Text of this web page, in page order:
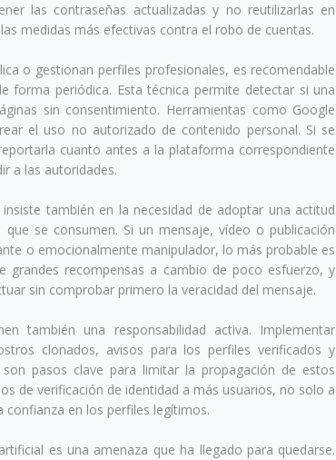
las contraseñas actualizadas y no reutilizarlas en
medidas más efectivas contra el robo de cuentas.
o gestionan perfiles profesionales, es recomendable
forma periódica. Esta técnica permite detectar si una
sin consentimiento. Herramientas como Google
el uso no autorizado de contenido personal. Si se
cuanto antes a la plataforma correspondiente
a las autoridades.
insiste también en la necesidad de adoptar una actitud
se consumen. Si un mensaje, vídeo o publicación
o emocionalmente manipulador, lo más probable es
grandes recompensas a cambio de poco esfuerzo, y
sin comprobar primero la veracidad del mensaje.
también una responsabilidad activa. Implementar
clonados, avisos para los perfiles verificados y
pasos clave para limitar la propagación de estos
de verificación de identidad a más usuarios, no solo a
confianza en los perfiles legítimos.
es una amenaza que ha llegado para quedarse.